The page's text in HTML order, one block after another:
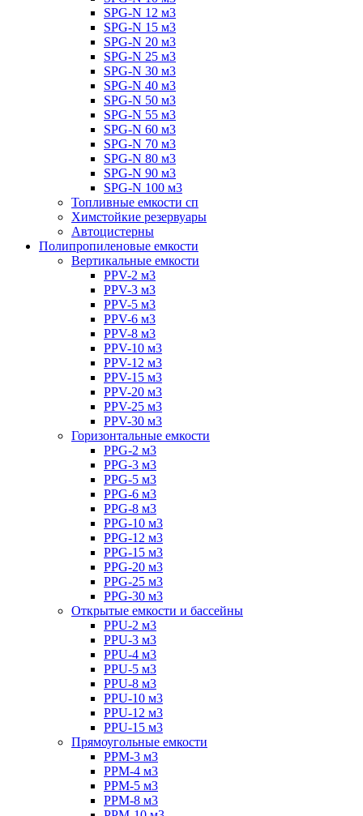
SPG-N 12 м3
SPG-N 15 м3
SPG-N 20 м3
SPG-N 25 м3
SPG-N 30 м3
SPG-N 40 м3
SPG-N 50 м3
SPG-N 55 м3
SPG-N 60 м3
SPG-N 70 м3
SPG-N 80 м3
SPG-N 90 м3
SPG-N 100 м3
Топливные емкости сп
Химстойкие резервуары
Автоцистерны
Полипропиленовые емкости
Вертикальные емкости
PPV-2 м3
PPV-3 м3
PPV-5 м3
PPV-6 м3
PPV-8 м3
PPV-10 м3
PPV-12 м3
PPV-15 м3
PPV-20 м3
PPV-25 м3
PPV-30 м3
Горизонтальные емкости
PPG-2 м3
PPG-3 м3
PPG-5 м3
PPG-6 м3
PPG-8 м3
PPG-10 м3
PPG-12 м3
PPG-15 м3
PPG-20 м3
PPG-25 м3
PPG-30 м3
Открытые емкости и бассейны
PPU-2 м3
PPU-3 м3
PPU-4 м3
PPU-5 м3
PPU-8 м3
PPU-10 м3
PPU-12 м3
PPU-15 м3
Прямоугольные емкости
PPM-3 м3
PPM-4 м3
PPM-5 м3
PPM-8 м3